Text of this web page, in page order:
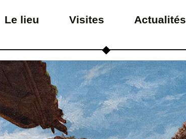
Le lieu Visites Actualités